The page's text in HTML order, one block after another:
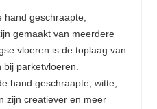
geschraapte,
gemaakt van meerdere
vloeren is de toplaag van
parketvloeren.
hand geschraapte, witte,
zijn creatiever en meer